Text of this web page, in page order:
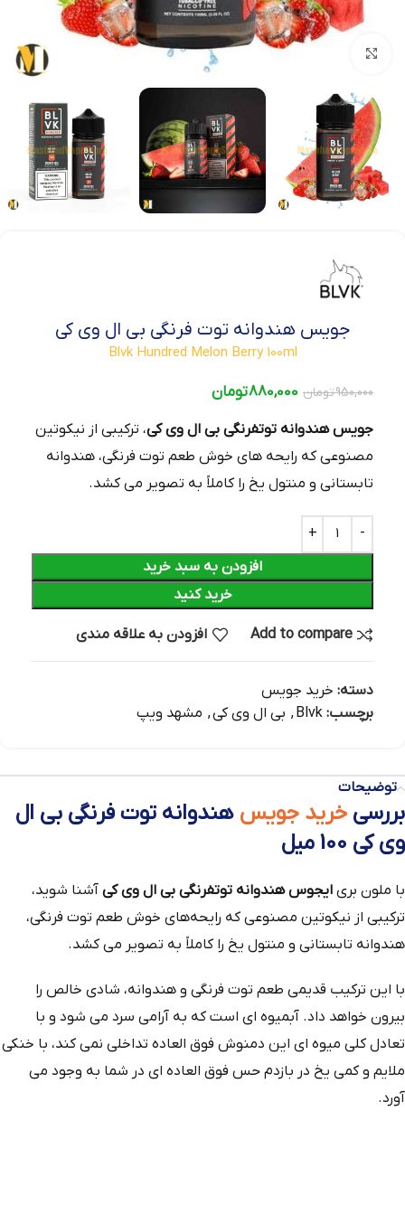
بزرگنمایی تصویر
جویس هندوانه توت فرنگی بی ال وی کی
Blvk Hundred Melon Berry 100ml
950,000تومان 880,000تومان
جویس هندوانه توتفرنگی بی ال وی کی، ترکیبی از نیکوتین
مصنوعی که رایحه‌ های خوش طعم توت‌ فرنگی، هندوانه
تابستانی و منتول یخ را کاملاً به تصویر می‌ کشد.
افزودن به سبد خرید
خرید کنید
Add to compare افزودن به علاقه مندی
دسته: خرید جویس
برچسب: Blvk
, بی ال وی کی, مشهد ویپ
توضیحات
بررسی خرید جویس هندوانه توت فرنگی بی ال
وی کی 100 میل
با ملون بری ایجوس هندوانه توتفرنگی بی ال وی کی آشنا شوید،
ترکیبی از نیکوتین مصنوعی که رایحه‌های خوش طعم توت‌ فرنگی،
هندوانه تابستانی و منتول یخ را کاملاً به تصویر می‌ کشد.
با این ترکیب قدیمی طعم توت فرنگی و هندوانه، شادی خالص را
بیرون خواهد داد. آبمیوه ای است که به آرامی سرد می شود و با
تعادل کلی میوه ای این دمنوش فوق العاده تداخلی نمی کند، با خنکی
ملایم و کمی یخ در بازدم حس فوق العاده ای در شما به وجود می
آورد.